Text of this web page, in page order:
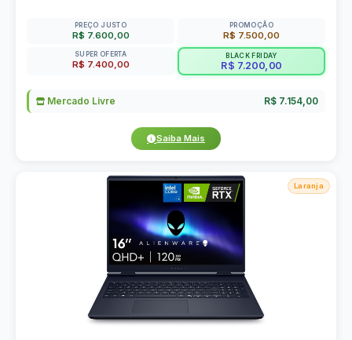
PREÇO JUSTO
R$ 7.600,00
PROMOÇÃO
R$ 7.500,00
SUPER OFERTA
R$ 7.400,00
BLACK FRIDAY
R$ 7.200,00
Mercado Livre R$ 7.154,00
Saiba Mais
Laranja